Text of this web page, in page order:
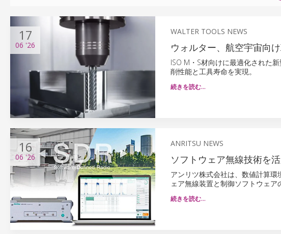
17
06 '26
WALTER TOOLS NEWS
ウォルター、航空宇宙向け
ISO M・S材向けに最適化された
削性能と工具寿命を実現。
続きを読む…
16
06'26
ANRITSU NEWS
ソフトウェア無線技術を
アンリツ株式会社は、数値計算
ェア無線装置と制御ソフトウェア
続きを読む…